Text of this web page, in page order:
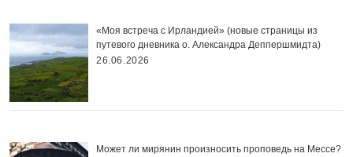
«Моя встреча с Ирландией» (новые страницы из
путевого дневника о. Александра Деппершмидта)
26.06.2026
Может ли мирянин произносить проповедь на Мессе?